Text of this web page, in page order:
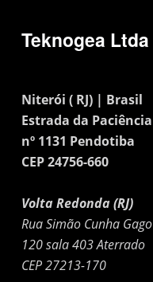
Teknogea Ltda
Niterói ( RJ) | Brasil
Estrada da Paciência
nº 1131 Pendotiba
CEP 24756-660
Volta Redonda (RJ)
Rua Simão Cunha Gago
120 sala 403 Aterrado
CEP 27213-170